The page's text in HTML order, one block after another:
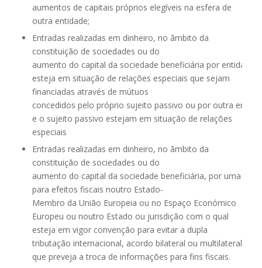
aumentos de capitais próprios elegíveis na esfera de
outra entidade;
Entradas realizadas em dinheiro, no âmbito da
constituição de sociedades ou do
aumento do capital da sociedade beneficiária por entidade
esteja em situação de relações especiais que sejam
financiadas através de mútuos
concedidos pelo próprio sujeito passivo ou por outra
e o sujeito passivo estejam em situação de relações
especiais
Entradas realizadas em dinheiro, no âmbito da
constituição de sociedades ou do
aumento do capital da sociedade beneficiária, por uma
para efeitos fiscais noutro Estado-
Membro da União Europeia ou no Espaço Económico
Europeu ou noutro Estado ou jurisdição com o qual
esteja em vigor convenção para evitar a dupla
tributação internacional, acordo bilateral ou multilateral
que preveja a troca de informações para fins fiscais.